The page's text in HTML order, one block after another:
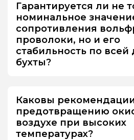
Гарантируется ли не
номинальное
сопротивления
проволоки, но и его
стабильность по всей
бухты?
Каковы
предотвращению
воздухе при высоких
температурах?